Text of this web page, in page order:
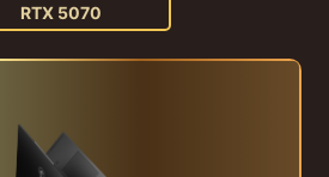
RTX 5070